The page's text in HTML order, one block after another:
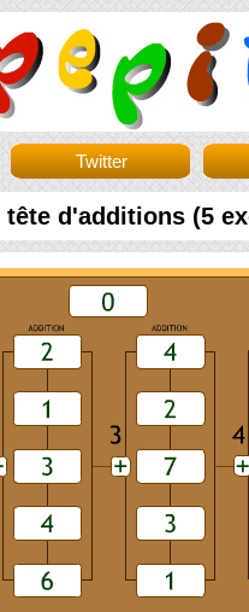
Twitter
tête d'additions (5